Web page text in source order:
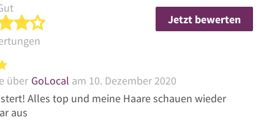
4 von 5 Sternen
Jetzt bewerten
über GoLocal am 10. Dezember 2020
Alles top und meine Haare schauen wieder
aus